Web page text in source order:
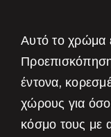
Αυτό το χρώμα
έντονα,
χώρους για
κόσμο τους με